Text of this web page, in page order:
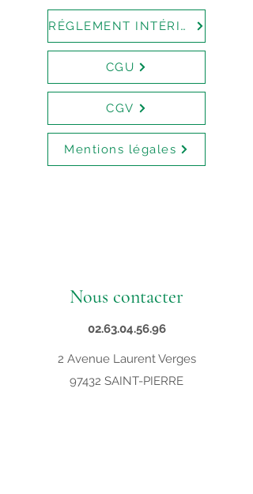
RÉGLEMENT INTÉRIEUR
CGU
CGV
Mentions légales
Nous contacter
02.63.04.56.96
2 Avenue Laurent Verges
97432 SAINT-PIERRE